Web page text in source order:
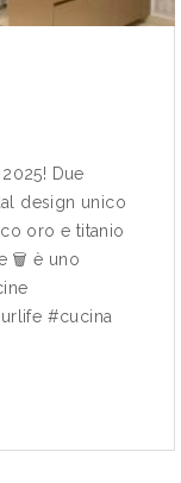
Due
design unico
oro e titanio
🗑 è uno
#cucina